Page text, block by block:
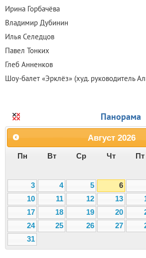
Ирина Горбачёва
Владимир Дубинин
Илья Селедцов
Павел Тонких
Глеб Анненков
Шоу-балет «Эрклёз» (худ. руководитель
Панорама
Август 2026
Пн Вт Ср Чт Пт
3
4 5 6
10
11 12 13
17
18 19 20
24
25 26 27
31